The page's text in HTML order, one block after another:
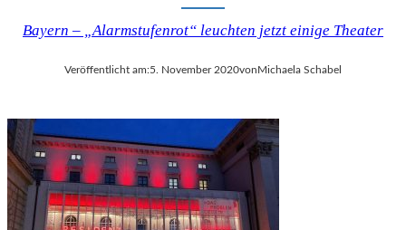
Bayern – „Alarmstufenrot“ leuchten jetzt einige Theater
Veröffentlicht am:5. November 2020vonMichaela Schabel